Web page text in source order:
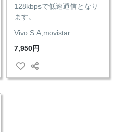
128kbpsで低速通信となり
ます。
Vivo S.A,movistar
7,950円